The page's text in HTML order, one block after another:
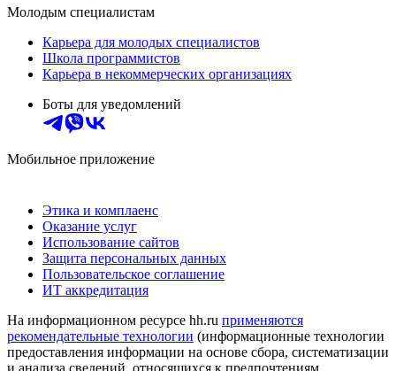
Молодым специалистам
Карьера для молодых специалистов
Школа программистов
Карьера в некоммерческих организациях
Боты для уведомлений
Мобильное приложение
Этика и комплаенс
Оказание услуг
Использование сайтов
Защита персональных данных
Пользовательское соглашение
ИТ аккредитация
На информационном ресурсе hh.ru применяются
рекомендательные технологии (информационные технологии
предоставления информации на основе сбора, систематизации